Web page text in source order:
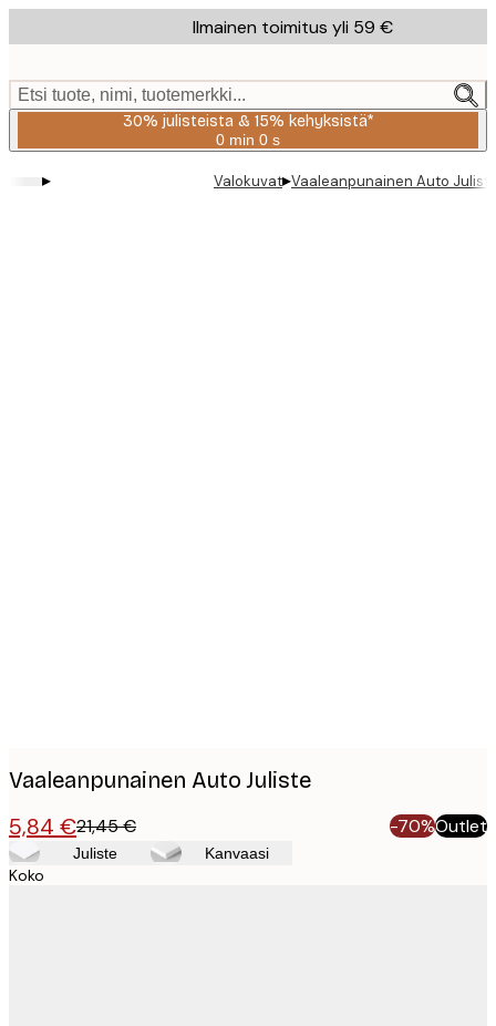
to
content.
Ilmainen toimitus yli 59 €
Etsi tuote, nimi, tuotemerkki...
30% julisteista & 15% kehyksistä*
0 min 0 s
Voimassa
2026-
▸ Valokuvat▸Vaaleanpunainen Auto
Vaaleanpunainen Auto Juliste
5,84 €21,45 € -70%Outlet
Juliste Kanvaasi
Koko